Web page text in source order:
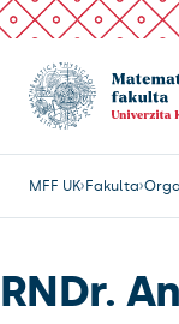
MFF UK Fakulta
RNDr.